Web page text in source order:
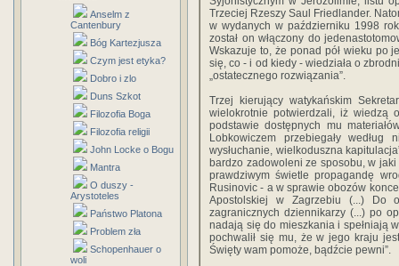
Anselm z
Cantenbury
Bóg Kartezjusza
Czym jest etyka?
Dobro i zlo
Duns Szkot
Filozofia Boga
Filozofia religii
John Locke o Bogu
Mantra
O duszy -
Arystoteles
Państwo Platona
Problem zła
Schopenhauer o
woli
Trzeciej Rzeszy Saul Friedlander.
w wydanych w październiku 1998
został on włączony do
Wskazuje to, że ponad pół wieku po
się, co - i od kiedy - wiedziała o
„ostatecznego rozwiązania”.
Trzej kierujący watykańskim
wielokrotnie potwierdzali, iż
podstawie dostępnych mu
Lobkowiczem przebiegały według
wysłuchanie, wielkoduszna
bardzo zadowoleni ze sposobu, w jaki
prawdziwym świetle propagandę
Rusinovic - a w sprawie obozów
Apostolskiej w Zagrzebiu (...) Do
zagranicznych dziennikarzy (...) po
nadają się do mieszkania i spełniają
pochwalił się mu, że w jego kraju
Święty wam pomoże, bądźcie pewni”.